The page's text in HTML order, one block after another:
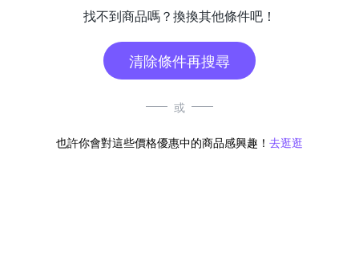
找不到商品嗎？換換其他條件吧！
清除條件再搜尋
或
也許你會對這些價格優惠中的商品感興趣！ 去逛逛